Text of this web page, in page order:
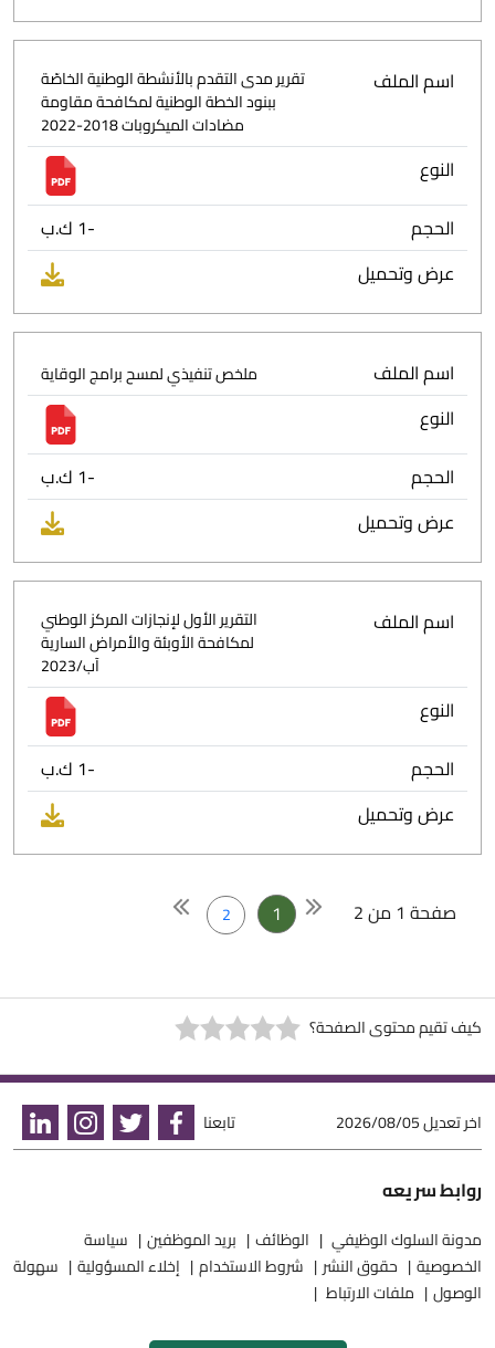
اسم الملف
تقرير مدى التقدم بالأنشطة الوطنية الخاصّة
ببنود الخطة الوطنية لمكافحة مقاومة
مضادات الميكروبات 2018-2022
النوع
الحجم
-1 ك.ب
عرض وتحميل
اسم الملف ملخص تنفيذي لمسح برامج الوقاية
النوع
الحجم
-1 ك.ب
عرض وتحميل
اسم الملف
التقرير الأول لإنجازات المركز الوطني
لمكافحة الأوبئة والأمراض السارية
آب/2023
النوع
الحجم
-1 ك.ب
عرض وتحميل
صفحة 1 من 2 1
2
كيف تقيم محتوى الصفحة؟
اخر تعديل2026/08/05 تابعنا
روابط سريعه
مدونة السلوك الوظيفي الوظائف بريد الموظفين
سياسة
الخصوصية
حقوق النشر شروط الاستخدام إخلاء المسؤولية
سهولة
الوصول
ملفات الارتباط